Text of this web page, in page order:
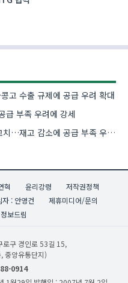
고 수출 규제에 공급 우려 확대
급 부족 우려에 강세
[비철금속 시황] 구리 2개월 만에 최고치…재고 감소에 공급 부족 우려 확대
혁 윤리강령
저작권정책
: 안영건
제휴미디어/문의
정보드림
구 경인로 53길 15,
중앙유통단지)
0914